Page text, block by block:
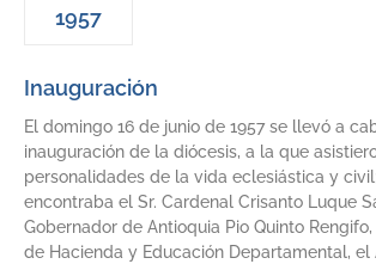
1957
Inauguración
El domingo 16 de junio de 1957 se llevó a
inauguración de la diócesis, a la que
personalidades de la vida eclesiástica y
encontraba el Sr. Cardenal Crisanto Luque
Gobernador de Antioquia Pio Quinto
de Hacienda y Educación Departamental,